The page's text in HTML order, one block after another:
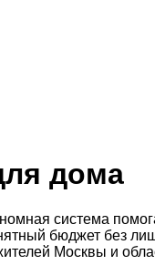
дома
система
бюджет без
Москвы и